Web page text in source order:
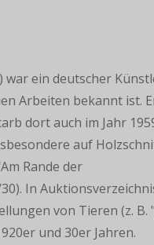
war ein deutscher
Arbeiten bekannt ist.
dort auch im Jahr
auf
Rande der
In
von Tieren (z. B.
und 30er Jahren.